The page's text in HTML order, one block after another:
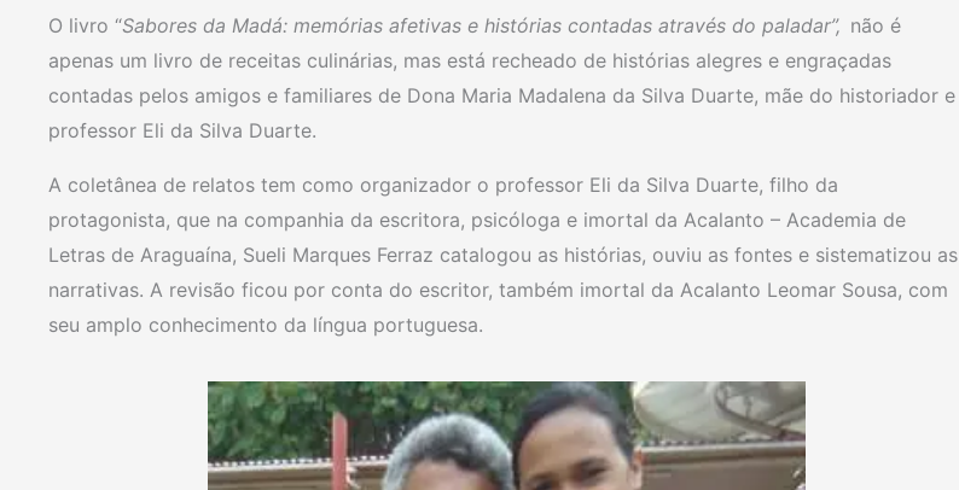
O livro “Sabores da Madá: memórias afetivas e histórias contadas através do paladar”, não é
apenas um livro de receitas culinárias, mas está recheado de histórias alegres e engraçadas
contadas pelos amigos e familiares de Dona Maria Madalena da Silva Duarte, mãe do historiador e
professor Eli da Silva Duarte.
A coletânea de relatos tem como organizador o professor Eli da Silva Duarte, filho da
protagonista, que na companhia da escritora, psicóloga e imortal da Acalanto – Academia de
Letras de Araguaína, Sueli Marques Ferraz catalogou as histórias, ouviu as fontes e sistematizou as
narrativas. A revisão ficou por conta do escritor, também imortal da Acalanto Leomar Sousa, com
seu amplo conhecimento da língua portuguesa.